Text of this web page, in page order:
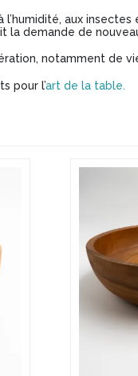
aux
demande de
notamment de
pour l’art de la table.
plusieurs
variations.
Les
options
peuvent
choisies